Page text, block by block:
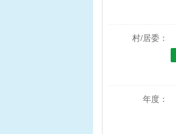
村/居委：
年度：